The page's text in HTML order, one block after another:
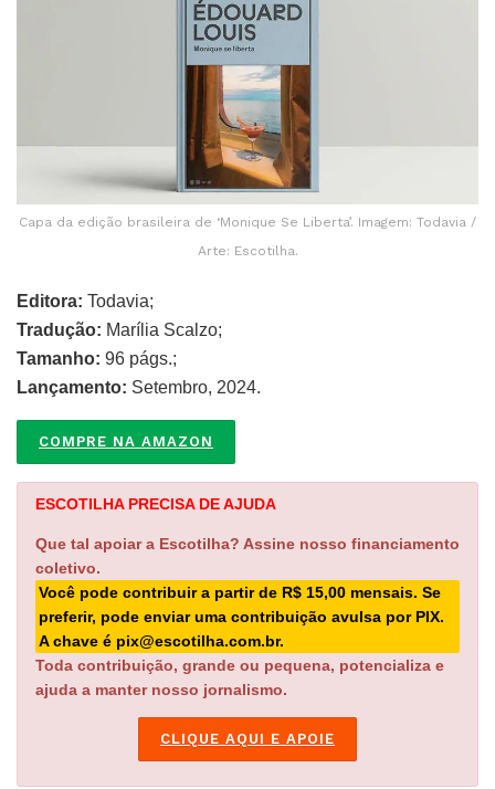
Capa da edição brasileira de ‘Monique Se Liberta’. Imagem: Todavia /
Arte: Escotilha.
Editora: Todavia;
Tradução: Marília Scalzo;
Tamanho: 96 págs.;
Lançamento: Setembro, 2024.
COMPRE NA AMAZON
ESCOTILHA PRECISA DE AJUDA
Que tal apoiar a Escotilha? Assine nosso financiamento
coletivo.
Você pode contribuir a partir de R$ 15,00 mensais. Se
preferir, pode enviar uma contribuição avulsa por PIX.
A chave é pix@escotilha.com.br.
Toda contribuição, grande ou pequena, potencializa e
ajuda a manter nosso jornalismo.
CLIQUE AQUI E APOIE